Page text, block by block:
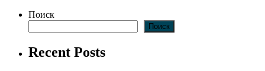
Поиск
Поиск
Recent Posts